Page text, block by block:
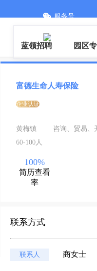
服务号
蓝领招聘 园区
富德生命人寿保险
企业认证
黄梅镇
咨询、贸易、
60-100人
100%
简历查看
率
联系方式
联系人 商女士